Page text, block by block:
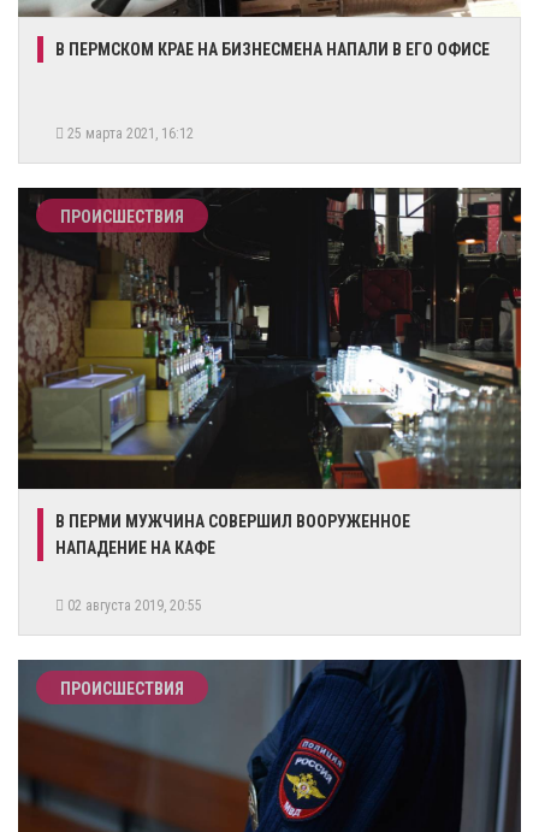
В ПЕРМСКОМ КРАЕ НА БИЗНЕСМЕНА НАПАЛИ В ЕГО ОФИСЕ
25 марта 2021, 16:12
ПРОИСШЕСТВИЯ
​В ПЕРМИ МУЖЧИНА СОВЕРШИЛ ВООРУЖЕННОЕ
НАПАДЕНИЕ НА КАФЕ
02 августа 2019, 20:55
ПРОИСШЕСТВИЯ